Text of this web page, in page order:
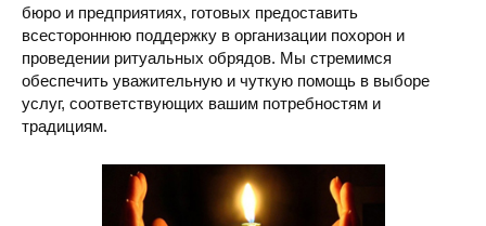
бюро и предприятиях, готовых предоставить
всестороннюю поддержку в организации похорон и
проведении ритуальных обрядов. Мы стремимся
обеспечить уважительную и чуткую помощь в выборе
услуг, соответствующих вашим потребностям и
традициям.